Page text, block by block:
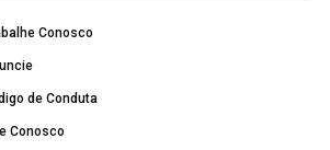
Conosco
de Conduta
Conosco